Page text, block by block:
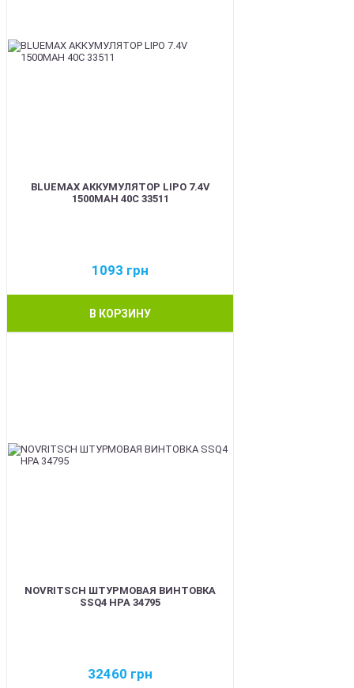
BLUEMAX АККУМУЛЯТОР LIPO 7.4V
1500MAH 40C 33511
1093 грн
В КОРЗИНУ
NOVRITSCH ШТУРМОВАЯ ВИНТОВКА
SSQ4 HPA 34795
32460 грн